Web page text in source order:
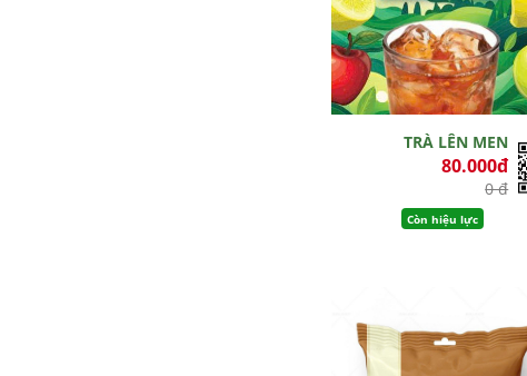
TRÀ LÊN MEN
80.000đ
0 đ
Còn hiệu lực